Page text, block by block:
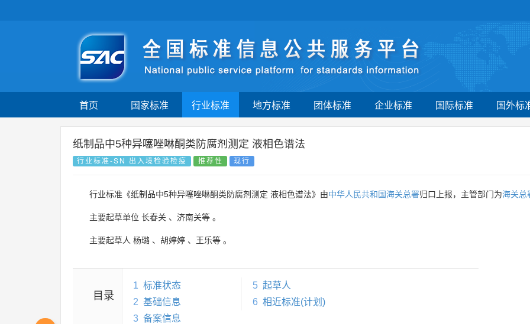
首页 国家标准 行业标准 地方标准 团体标准 企业标准 国际标准 国外标
纸制品中5种异噻唑啉酮类防腐剂测定 液相色谱法
行业标准-SN 出入境检验检疫 推荐性 现行
行业标准《纸制品中5种异噻唑啉酮类防腐剂测定 液相色谱法》由中华人民共和国海关总署归口上报，主管部门为海关总
主要起草单位 长春关 、 济南关等 。
主要起草人 杨璐 、 胡婷婷 、 王乐等 。
目录
1 标准状态
2 基础信息
3 备案信息
5 起草人
6 相近标准(计划)